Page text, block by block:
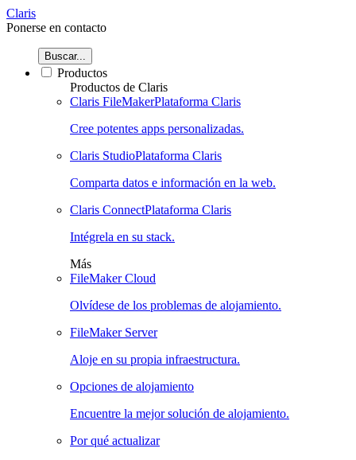
Claris
Ponerse en contacto
Buscar...
Productos
Productos de Claris
Claris FileMakerPlataforma Claris
Cree potentes apps personalizadas.
Claris StudioPlataforma Claris
Comparta datos e información en la web.
Claris ConnectPlataforma Claris
Intégrela en su stack.
Más
FileMaker Cloud
Olvídese de los problemas de alojamiento.
FileMaker Server
Aloje en su propia infraestructura.
Opciones de alojamiento
Encuentre la mejor solución de alojamiento.
Por qué actualizar